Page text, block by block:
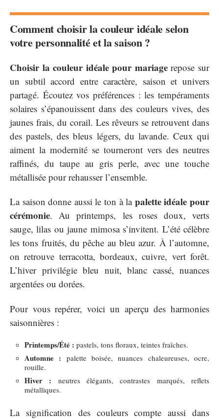
Comment choisir la couleur idéale selon
votre personnalité et la saison ?
Choisir la couleur idéale pour mariagerepose sur
un subtil accord entre caractère, saison et univers
partagé. Écoutez vos préférences : les tempéraments
solaires s’épanouissent dans des couleurs vives, des
jaunes frais, du corail. Les rêveurs se retrouvent dans
des pastels, des bleus légers, du lavande. Ceux qui
aiment la modernité se tourneront vers des neutres
raffinés, du taupe au gris perle, avec une touche
métallisée pour rehausser l’ensemble.
La saison donne aussi le ton à la palette idéale pour
cérémonie. Au printemps, les roses doux, verts
sauge, lilas ou jaune mimosa s’invitent. L’été célèbre
les tons fruités, du pêche au bleu azur. À l’automne,
on retrouve terracotta, bordeaux, cuivre, vert forêt.
L’hiver privilégie bleu nuit, blanc cassé, nuances
argentées ou dorées.
Pour vous repérer, voici un aperçu des harmonies
saisonnières :
Printemps/Été : pastels, tons floraux, teintes fraîches.
Automne : palette boisée, nuances chaleureuses, ocre,
rouille.
Hiver : neutres élégants, contrastes marqués, reflets
métalliques.
La signification des couleurs compte aussi dans